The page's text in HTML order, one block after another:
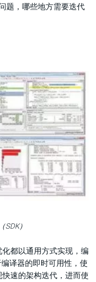
题，哪些地方需要迭代
）
化都以通用方式实现，编
译器的即时可用性，使
快速的架构迭代，进而使